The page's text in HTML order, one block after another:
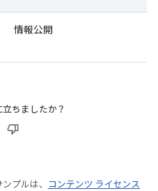
情報公開
ちましたか？
プルは、
コンテンツ ライセンス